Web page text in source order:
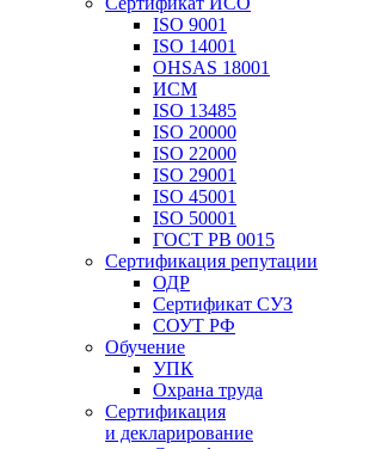
ISO 9001
ISO 14001
OHSAS 18001
ИСМ
ISO 13485
ISO 20000
ISO 22000
ISO 29001
ISO 45001
ISO 50001
ГОСТ РВ 0015
Сертификация репутации
ОДР
Сертификат СУЗ
СОУТ РФ
Обучение
УПК
Охрана труда
Сертификация
и декларирование